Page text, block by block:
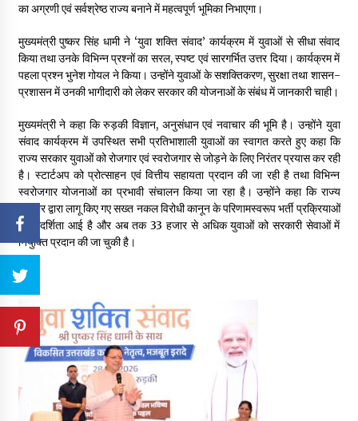
का अग्रणी एवं सर्वश्रेष्ठ राज्य बनाने में महत्वपूर्ण भूमिका निभाएगा।
मुख्यमंत्री पुष्कर सिंह धामी ने ‘युवा शक्ति संवाद’ कार्यक्रम में युवाओं से सीधा संवाद
किया तथा उनके विभिन्न प्रश्नों का सरल, स्पष्ट एवं सारगर्भित उत्तर दिया। कार्यक्रम में
पहला प्रश्न भुनेश गोयल ने किया। उन्होंने युवाओं के सशक्तिकरण, सुरक्षा तथा शासन-
प्रशासन में उनकी भागीदारी को लेकर सरकार की योजनाओं के संबंध में जानकारी चाही।
मुख्यमंत्री ने कहा कि रुड़की विज्ञान, अनुसंधान एवं नवाचार की भूमि है। उन्होंने युवा
संवाद कार्यक्रम में उपस्थित सभी प्रतिभाशाली युवाओं का स्वागत करते हुए कहा कि
राज्य सरकार युवाओं को रोजगार एवं स्वरोजगार से जोड़ने के लिए निरंतर प्रयास कर रही
है। स्टार्टअप को प्रोत्साहन एवं वित्तीय सहायता प्रदान की जा रही है तथा विभिन्न
स्वरोजगार योजनाओं का प्रभावी संचालन किया जा रहा है। उन्होंने कहा कि राज्य
सरकार द्वारा लागू किए गए सख्त नकल विरोधी कानून के परिणामस्वरूप भर्ती प्रक्रियाओं
में पारदर्शिता आई है और अब तक 33 हजार से अधिक युवाओं को सरकारी सेवाओं में
नियुक्ति प्रदान की जा चुकी है।